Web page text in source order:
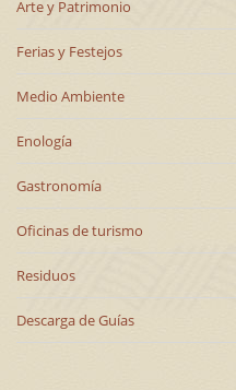
Arte y Patrimonio
Ferias y Festejos
Medio Ambiente
Enología
Gastronomía
Oficinas de turismo
Residuos
Descarga de Guías